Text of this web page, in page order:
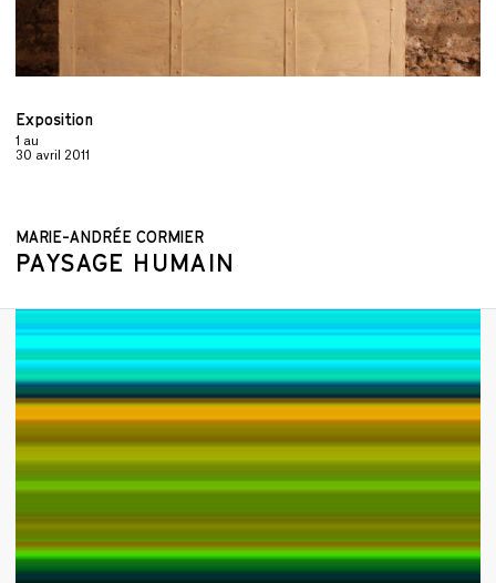
Exposition
1 au
30 avril 2011
MARIE-ANDRÉE CORMIER
PAYSAGE HUMAIN